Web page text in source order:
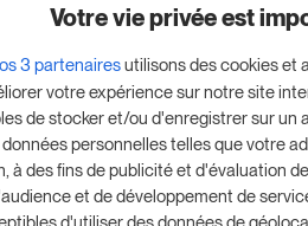
commencer votre essai
14 jours.
Commencer l'essai gratuit
Votre vie privée est
3 partenairesutilisons des cookies et
votre expérience sur notre site
de stocker et/ou d'enregistrer sur un
personnelles telles que votre
à des fins de publicité et d'évaluation
et de développement de